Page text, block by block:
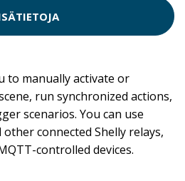
to manually activate or
run synchronized actions,
scenarios. You can use
connected Shelly relays,
controlled devices.